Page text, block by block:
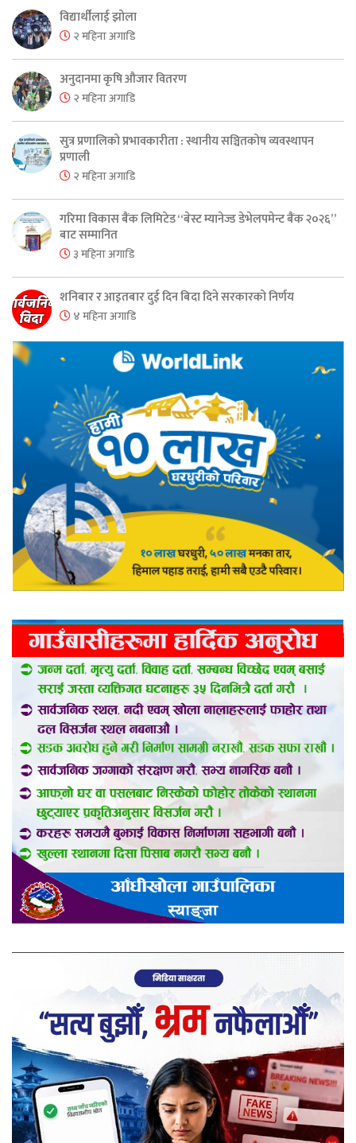
विद्यार्थीलाई झोला
२ महिना अगाडि
अनुदानमा कृषि औजार वितरण
२ महिना अगाडि
सुत्र प्रणालिको प्रभावकारीता : स्थानीय सञ्चितकोष व्यवस्थापन
प्रणाली
२ महिना अगाडि
गरिमा विकास बैंक लिमिटेड “बेस्ट म्यानेज्ड डेभेलपमेन्ट बैंक २०२६”
बाट सम्मानित
३ महिना अगाडि
शनिबार र आइतबार दुई दिन बिदा दिने सरकारको निर्णय
४ महिना अगाडि